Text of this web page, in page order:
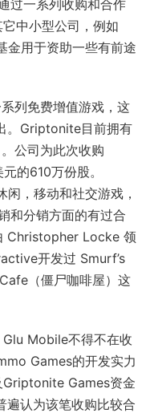
过一系列收购和合作
中小型公司，例如
用于资助一些有前途
列免费增值游戏，这
。Griptonite目前拥有
公司为此次收购
的610万份股。
，移动和社交游戏，
和分销方面的有过合
Christopher Locke 领
开发过 Smurf’s
（僵尸咖啡屋）这
Mobile不得不在收
Games的开发实力
Griptonite Games资金
遍认为该笔收购比较合